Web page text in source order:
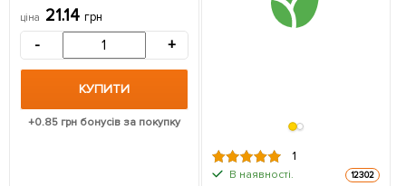
ціна 21.14 грн
- +
КУПИТИ
+0.85 грн бонусів за покупку
1
В наявності. 12302